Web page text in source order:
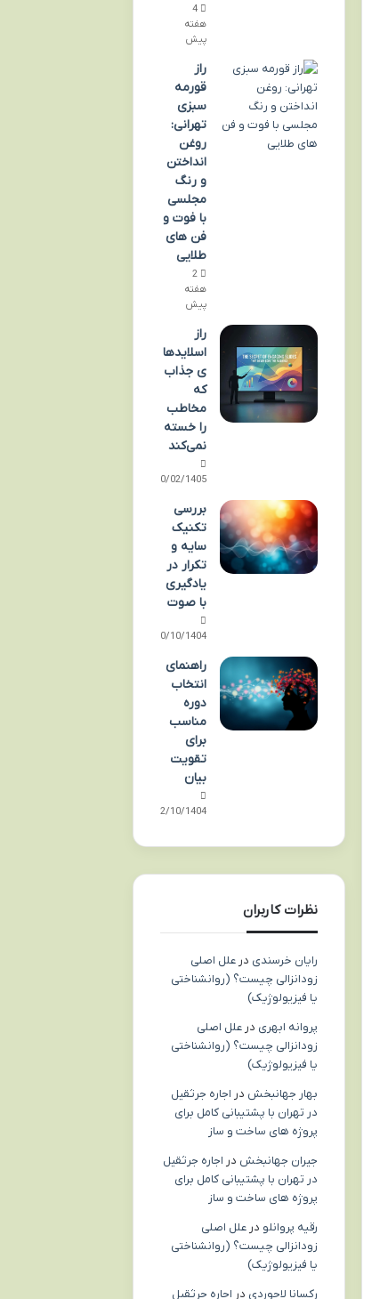
4
هفته
پیش
راز
قورمه
سبزی
تهرانی:
روغن
انداختن
و رنگ
مجلسی
با فوت و
فن های
طلایی
2
هفته
پیش
راز
اسلایدها
ی جذاب
که
مخاطب
را خسته
نمی‌کند
10/02/1405
بررسی
تکنیک
سایه و
تکرار در
یادگیری
با صوت
20/10/1404
راهنمای
انتخاب
دوره
مناسب
برای
تقویت
بیان
12/10/1404
نظرات کاربران
رایان خرسندی در علل اصلی
زودانزالی چیست؟ (روانشناختی
یا فیزیولوژیک)
پروانه ابهری در علل اصلی
زودانزالی چیست؟ (روانشناختی
یا فیزیولوژیک)
بهار جهانبخش در اجاره جرثقیل
در تهران با پشتیبانی کامل برای
پروژه های ساخت و ساز
جیران جهانبخش در اجاره جرثقیل
در تهران با پشتیبانی کامل برای
پروژه های ساخت و ساز
رقیه پروانلو در علل اصلی
زودانزالی چیست؟ (روانشناختی
یا فیزیولوژیک)
رکسانا لاجوردی در اجاره جرثقیل